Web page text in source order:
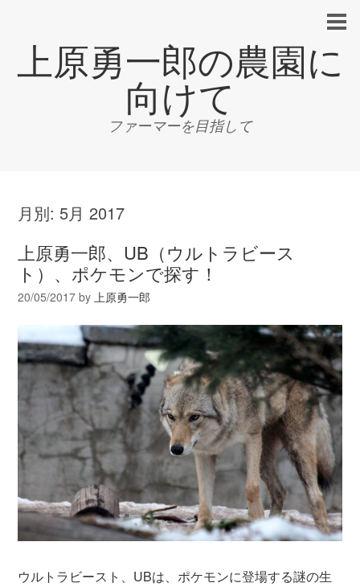
上原勇一郎の農園に
向けて
ファーマーを目指して
月別:5月 2017
上原勇一郎、UB（ウルトラビース
ト）、ポケモンで探す！
20/05/2017 by上原勇一郎
ウルトラビースト、UBは、ポケモンに登場する謎の生